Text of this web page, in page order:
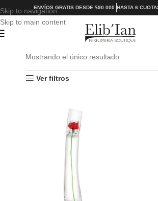
Skip to navigation
Skip to main content
ENVÍOS GRATIS DESDE $90.000 HASTA 6
Mostrando el único resultado
Ver filtros